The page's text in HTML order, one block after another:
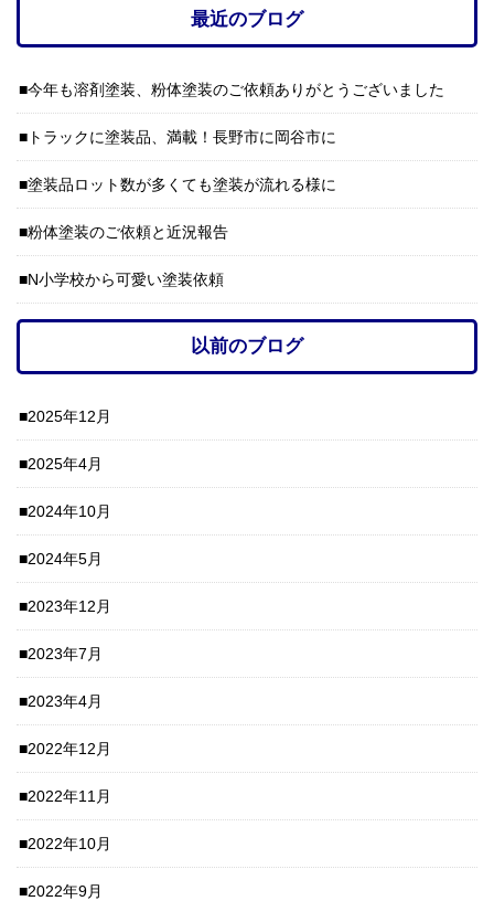
最近のブログ
今年も溶剤塗装、粉体塗装のご依頼ありがとうございました
トラックに塗装品、満載！長野市に岡谷市に
塗装品ロット数が多くても塗装が流れる様に
粉体塗装のご依頼と近況報告
N小学校から可愛い塗装依頼
以前のブログ
2025年12月
2025年4月
2024年10月
2024年5月
2023年12月
2023年7月
2023年4月
2022年12月
2022年11月
2022年10月
2022年9月